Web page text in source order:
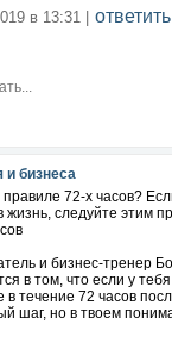
в 13:31 | ответить
и бизнеса
72-х часов?
жизнь, следуйте этим
и бизнес-тренер
в том, что если у
в течение 72 часов
шаг, но в твоем